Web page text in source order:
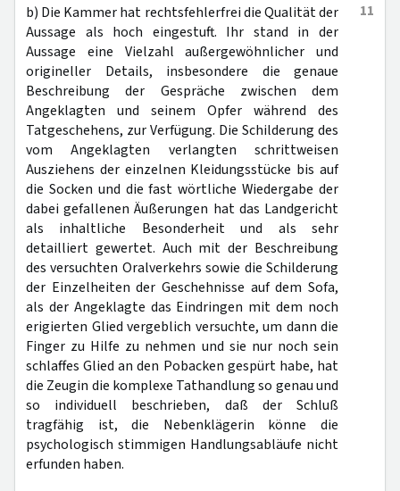
11
b) Die Kammer hat rechtsfehlerfrei die Qualität der
Aussage als hoch eingestuft. Ihr stand in der
Aussage eine Vielzahl außergewöhnlicher und
origineller Details, insbesondere die genaue
Beschreibung der Gespräche zwischen dem
Angeklagten und seinem Opfer während des
Tatgeschehens, zur Verfügung. Die Schilderung des
vom Angeklagten verlangten schrittweisen
Ausziehens der einzelnen Kleidungsstücke bis auf
die Socken und die fast wörtliche Wiedergabe der
dabei gefallenen Äußerungen hat das Landgericht
als inhaltliche Besonderheit und als sehr
detailliert gewertet. Auch mit der Beschreibung
des versuchten Oralverkehrs sowie die Schilderung
der Einzelheiten der Geschehnisse auf dem Sofa,
als der Angeklagte das Eindringen mit dem noch
erigierten Glied vergeblich versuchte, um dann die
Finger zu Hilfe zu nehmen und sie nur noch sein
schlaffes Glied an den Pobacken gespürt habe, hat
die Zeugin die komplexe Tathandlung so genau und
so individuell beschrieben, daß der Schluß
tragfähig ist, die Nebenklägerin könne die
psychologisch stimmigen Handlungsabläufe nicht
erfunden haben.